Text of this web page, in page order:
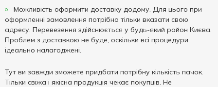
Можливість оформити доставку додому. Для цього при
оформленні замовлення потрібно тільки вказати свою
адресу. Перевезення здійснюється у будь-який район Києва.
Проблем з доставкою не буде, оскільки всі процедури
ідеально налагоджені.
Тут ви завжди зможете придбати потрібну кількість пачок.
Тільки свіжа і якісна продукція чекає покупців. Не